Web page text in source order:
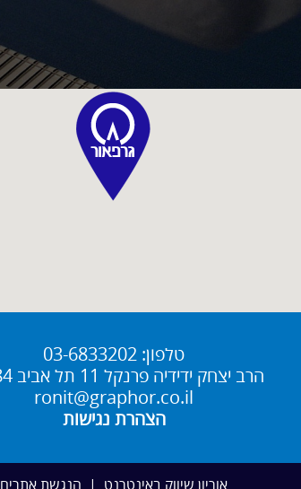
טלפון: 03-6833202
הרב יצחק ידידיה פרנקל 11 תל אביב 66084
ronit@graphor.co.il
הצהרת נגישות
אוריון שיווק באינטרנט | הנגשת אתרים